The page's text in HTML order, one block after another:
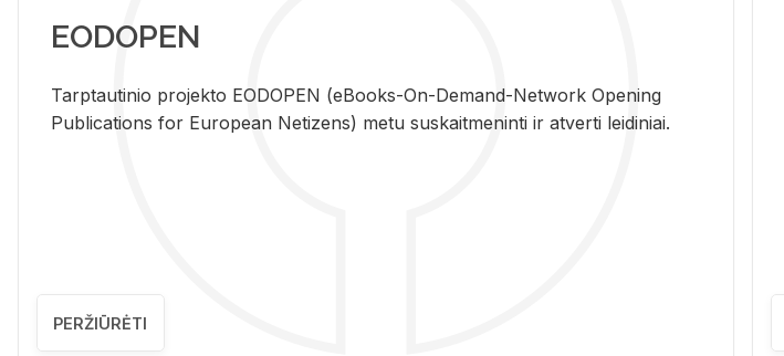
EODOPEN
Tarp­tau­ti­nio pro­jek­to EO­DO­PEN (eBo­oks-On-De­mand-Ne­twork Ope­ning
Pub­li­ca­tions for Eu­ro­pe­an Ne­ti­zens) metu su­skait­me­nin­ti ir at­ver­ti lei­di­niai.
PERŽIŪRĖTI